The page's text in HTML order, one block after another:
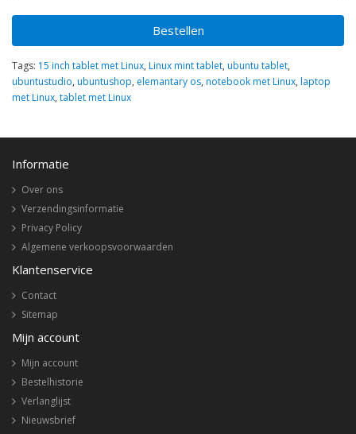
Bestellen
Tags: 15 inch tablet met Linux, Linux mint tablet, ubuntu tablet,
ubuntustudio, ubuntushop, elemantary os, notebook met Linux, laptop
met Linux, tablet met Linux
Informatie
Over ons
Verzendingsinformatie
Privacy Policy
Algemene verkoopsvoorwaarden
Klantenservice
Contact
Sitemap
Mijn account
Mijn account
Bestelhistorie
Verlanglijst
Nieuwsbrief